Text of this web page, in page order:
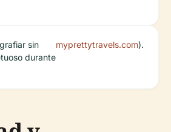
sin
durante
myprettytravels.com).